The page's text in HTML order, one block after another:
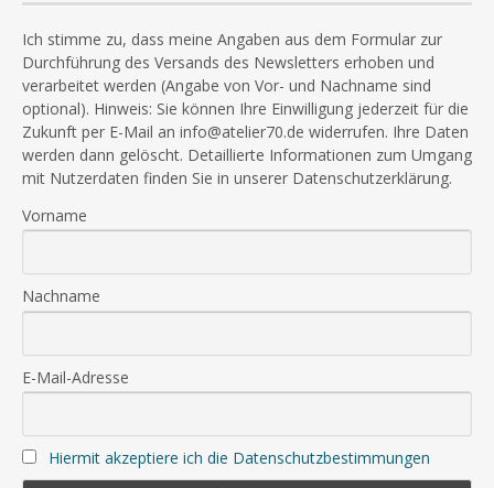
Ich stimme zu, dass meine Angaben aus dem Formular zur
Durchführung des Versands des Newsletters erhoben und
verarbeitet werden (Angabe von Vor- und Nachname sind
optional). Hinweis: Sie können Ihre Einwilligung jederzeit für die
Zukunft per E-Mail an info@atelier70.de widerrufen. Ihre Daten
werden dann gelöscht. Detaillierte Informationen zum Umgang
mit Nutzerdaten finden Sie in unserer Datenschutzerklärung.
Vorname
Nachname
E-Mail-Adresse
Hiermit akzeptiere ich die Datenschutzbestimmungen